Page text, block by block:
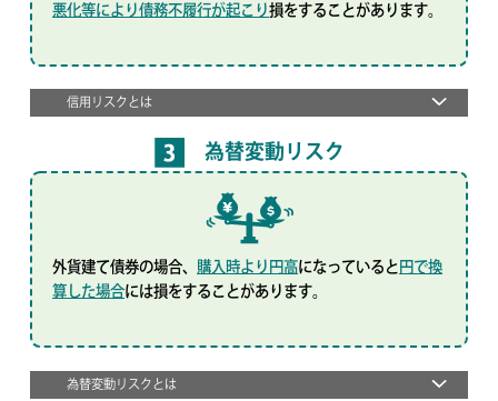
悪化等により債務不履行が起こり損をすることがあります。
信用リスクとは
為替変動リスク
外貨建て債券の場合、 購入時より円高になっていると 円で換
算した場合には損をすることがあります。
為替変動リスクとは